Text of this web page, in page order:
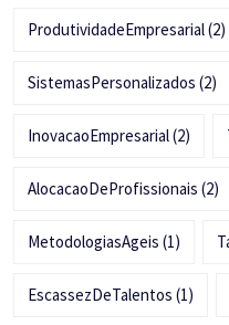
ProdutividadeEmpresarial(2)
SistemasPersonalizados (2)
InovacaoEmpresarial(2)
AlocacaoDeProfissionais (2)
MetodologiasAgeis (1)
EscassezDeTalentos (1)